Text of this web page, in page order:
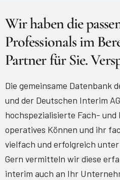
Wir haben die
Professionals im
Partner für Sie.
Die gemeinsame Datenbank
und der Deutschen Interim
hochspezialisierte Fach-
operatives Können und ihr
vielfach und erfolgreich
Gern vermitteln wir diese
interim auch an Ihr